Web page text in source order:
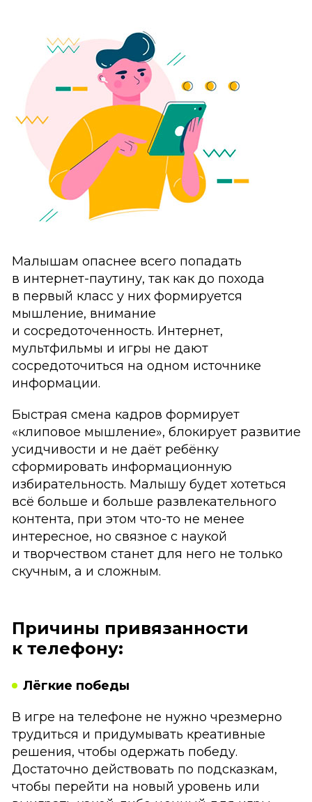
Малышам опаснее всего попадать
в интернет-паутину, так как до похода
в первый класс у них формируется
мышление, внимание
и сосредоточенность. Интернет,
мультфильмы и игры не дают
сосредоточиться на одном источнике
информации.
Быстрая смена кадров формирует
«клиповое мышление», блокирует развитие
усидчивости и не даёт ребёнку
сформировать информационную
избирательность. Малышу будет хотеться
всё больше и больше развлекательного
контента, при этом что-то не менее
интересное, но связное с наукой
и творчеством станет для него не только
скучным, а и сложным.
Причины привязанности
к телефону:
Лёгкие победы
В игре на телефоне не нужно чрезмерно
трудиться и придумывать креативные
решения, чтобы одержать победу.
Достаточно действовать по подсказкам,
чтобы перейти на новый уровень или